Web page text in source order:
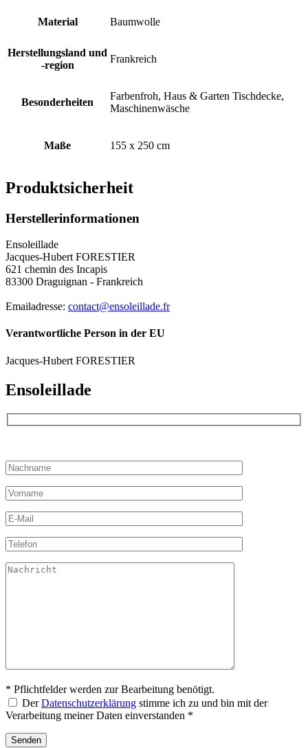
Material Baumwolle
Herstellungsland und
-region
Frankreich
Besonderheiten
Farbenfroh, Haus & Garten Tischdecke,
Maschinenwäsche
Maße 155 x 250 cm
Produktsicherheit
Herstellerinformationen
Ensoleillade
Jacques-Hubert FORESTIER
621 chemin des Incapis
83300 Draguignan - Frankreich
Emailadresse: contact@ensoleillade.fr
Verantwortliche Person in der EU
Jacques-Hubert FORESTIER
Ensoleillade
* Pflichtfelder werden zur Bearbeitung benötigt.
DerDatenschutzerklärung stimme ich zu und bin mit der
Verarbeitung meiner Daten einverstanden *